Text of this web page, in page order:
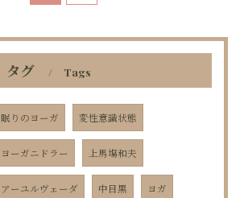
タグ Tags
眠りのヨーガ 変性意識状態
ヨーガニドラー 上馬塲和夫
アーユルヴェーダ 中目黒 ヨガ